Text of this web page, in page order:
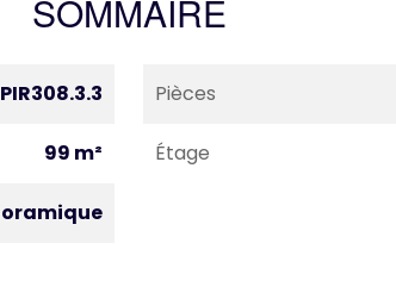
SOMMAIRE
Pièces
99 m² Étage